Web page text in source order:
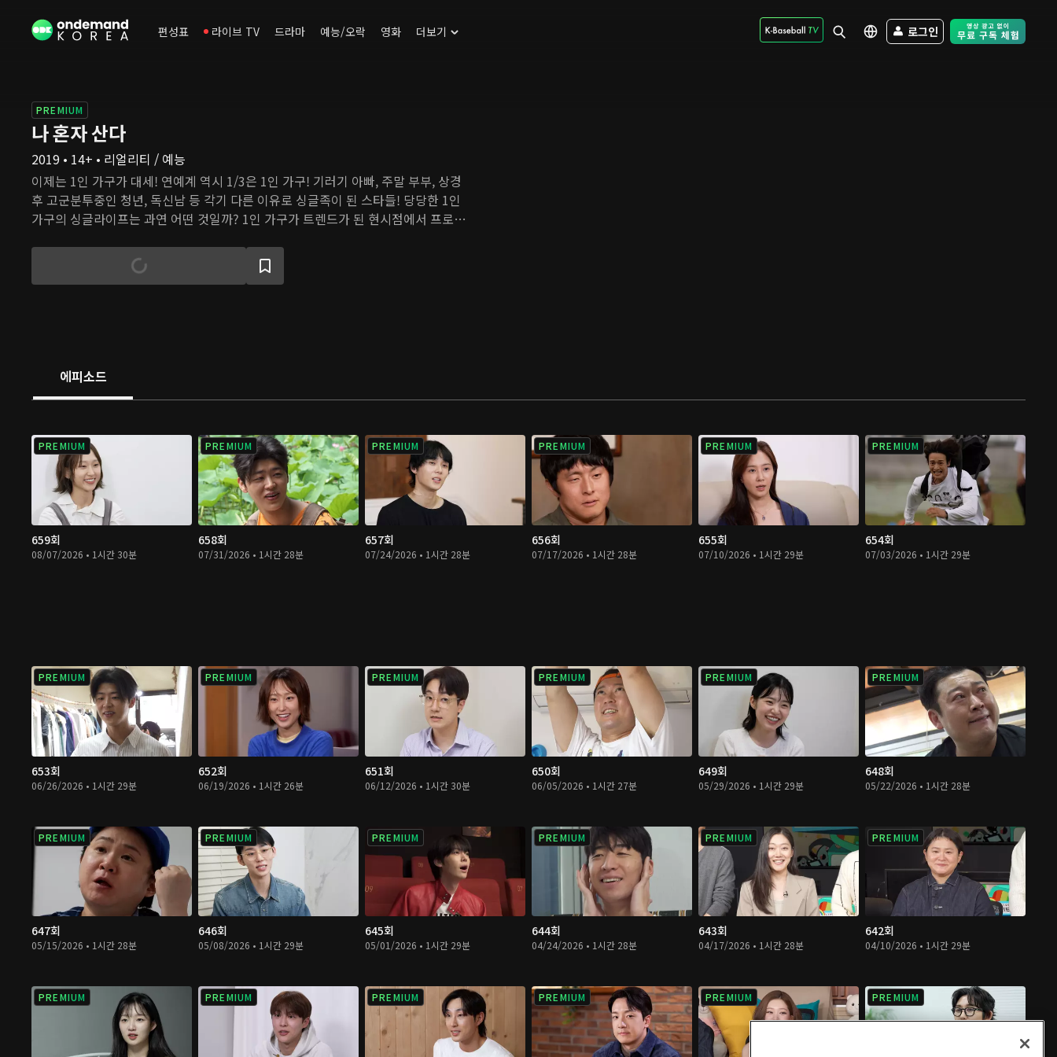
편성표 라이브 TV 드라마 예능/오락 영화 더보기 로그인 Free Trial -
PREMIUM
나 혼자 산다
2019 • 14+ • 리얼리티 / 예능
이제는 1인 가구가 대세! 연예계 역시 1/3은 1인 가구! 기러기 아빠, 주말 부부, 상경
후 고군분투중인 청년, 독신남 등 각기 다른 이유로 싱글족이 된 스타들! 당당한 1인
가구의 싱글라이프는 과연 어떤 것일까? 1인 가구가 트렌드가 된 현시점에서 프로그
글 라이프에 대한 진솔한 모습, 지혜로운 삶의 노하우, 혼자 사는 삶에 대한 철학 등을
허심탄회한 스토리로 이어나간다.
에피소드
PREMIUM
659회
08/07/2026 • 1시간 30분
PREMIUM
658회
07/31/2026 • 1시간 28분
PREMIUM
657회
07/24/2026 • 1시간 28분
PREMIUM
656회
07/17/2026 • 1시간 28분
PREMIUM
655회
07/10/2026 • 1시간 29분
PREMIUM
654회
07/03/2026 • 1시간 29분
PREMIUM
653회
06/26/2026 • 1시간 29분
PREMIUM
652회
06/19/2026 • 1시간 26분
PREMIUM
651회
06/12/2026 • 1시간 30분
PREMIUM
650회
06/05/2026 • 1시간 27분
PREMIUM
649회
05/29/2026 • 1시간 29분
PREMIUM
648회
05/22/2026 • 1시간 28분
PREMIUM
647회
05/15/2026 • 1시간 28분
PREMIUM
646회
05/08/2026 • 1시간 29분
PREMIUM
645회
05/01/2026 • 1시간 29분
PREMIUM
644회
04/24/2026 • 1시간 28분
PREMIUM
643회
04/17/2026 • 1시간 28분
PREMIUM
642회
04/10/2026 • 1시간 29분
PREMIUM PREMIUM PREMIUM PREMIUM PREMIUM PREMIUM